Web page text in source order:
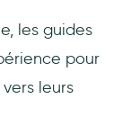
et des
les guides
pour
leurs